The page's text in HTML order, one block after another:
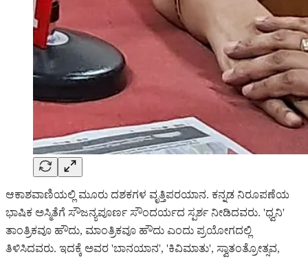
ಆಕಾಶವಾಣಿಯಲ್ಲಿ ಮೂರು ದಶಕಗಳ ವೃತ್ತಿಪರಯಾನ. ಕನ್ನಡ ನಿರೂಪಣೆಯ
ಭಾಷಿಕ ಅಸ್ಮಿತೆಗೆ ಸೌಜನ್ಯಪೂರ್ಣ ಸೌಂದರ್ಯದ ಸ್ಪರ್ಶ ನೀಡಿದವರು. 'ಧ್ವನಿ'
ತಾಂತ್ರಿಕವೂ ಹೌದು, ಮಾಂತ್ರಿಕವೂ ಹೌದು ಎಂದು ಪ್ರಯೋಗದಲ್ಲಿ
ತಿಳಿಸಿದವರು. ಇದಕ್ಕೆ ಅವರ 'ಬಾನಯಾನ', 'ಕಿವಿಮಾತು', ಸ್ವಾತಂತ್ರೋತ್ಸವ,